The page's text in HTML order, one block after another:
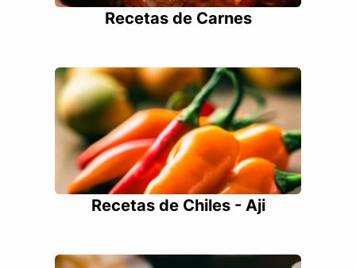
Recetas de Carnes
Recetas de Chiles - Aji